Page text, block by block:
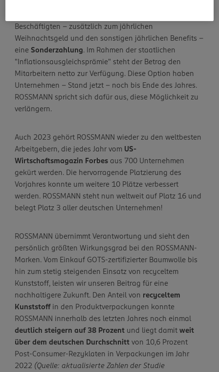
Beschäftigten – zusätzlich zum jährlichen
Weihnachtsgeld und den sonstigen jährlichen Benefits –
eine Sonderzahlung. Im Rahmen der staatlichen
"Inflationsausgleichsprämie" steht der Betrag den
Mitarbeitern netto zur Verfügung. Diese Option haben
Unternehmen – Stand jetzt – noch bis Ende des Jahres.
ROSSMANN spricht sich dafür aus, diese Möglichkeit zu
verlängern.
Auch 2023 gehört ROSSMANN wieder zu den weltbesten
Arbeitgebern, die jedes Jahr vom US-
Wirtschaftsmagazin Forbes aus 700 Unternehmen
gekürt werden. Die hervorragende Platzierung des
Vorjahres konnte um weitere 10 Plätze verbessert
werden. ROSSMANN steht nun weltweit auf Platz 16 und
belegt Platz 3 aller deutschen Unternehmen!
ROSSMANN übernimmt Verantwortung und sieht den
persönlich größten Wirkungsgrad bei den ROSSMANN-
Marken. Vom Einkauf GOTS-zertifizierter Baumwolle bis
hin zum stetig steigenden Einsatz von recyceltem
Kunststoff, leisten wir unseren Beitrag für eine
nachhaltigere Zukunft. Den Anteil von recyceltem
Kunststoffin den Produktverpackungen konnte
ROSSMANN innerhalb des letzten Jahres noch einmal
deutlich steigern auf 38 Prozent und liegt damit weit
über dem deutschen Durchschnitt von 10,6 Prozent
Post-Consumer-Rezyklaten in Verpackungen im Jahr
2022 (Quelle: aktualisierte Zahlen der Studie